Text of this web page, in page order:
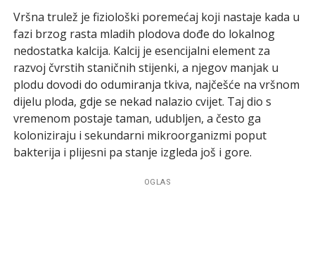
Vršna trulež je fiziološki poremećaj koji nastaje kada u
fazi brzog rasta mladih plodova dođe do lokalnog
nedostatka kalcija. Kalcij je esencijalni element za
razvoj čvrstih staničnih stijenki, a njegov manjak u
plodu dovodi do odumiranja tkiva, najčešće na vršnom
dijelu ploda, gdje se nekad nalazio cvijet. Taj dio s
vremenom postaje taman, udubljen, a često ga
koloniziraju i sekundarni mikroorganizmi poput
bakterija i plijesni pa stanje izgleda još i gore.
OGLAS